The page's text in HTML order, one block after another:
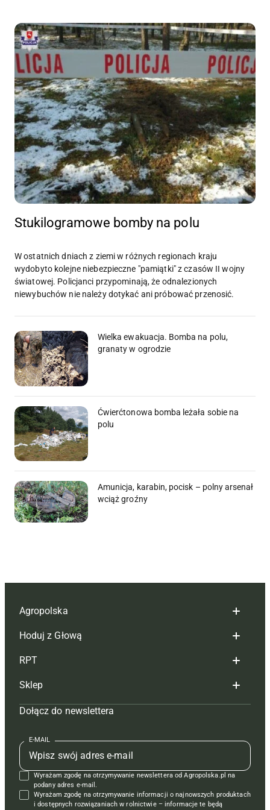
Stukilogramowe bomby na polu
W ostatnich dniach z ziemi w różnych regionach kraju
wydobyto kolejne niebezpieczne "pamiątki" z czasów II wojny
światowej. Policjanci przypominają, że odnalezionych
niewybuchów nie należy dotykać ani próbować przenosić.
Wielka ewakuacja. Bomba na polu,
granaty w ogrodzie
Ćwierćtonowa bomba leżała sobie na
polu
Amunicja, karabin, pocisk – polny arsenał
wciąż groźny
Agropolska
Redakcja
Reklama
Tagi
Mapa serwisu
Kontakt
Regulamin
Polityka prywatności
Hoduj z Głową
Hoduj z głową bydło
Hoduj z głową świnie
Prenumerata
Redakcja
Kontakt
Reklama
RPT
Redakcja
Prenumerata
Reklama
Kontakt
Krzyżówki
Sklep
Czasopisma i prenumerata
Książki
Regulamin
Dołącz do newslettera
E-MAIL
Wyrażam zgodę na otrzymywanie newslettera od Agropolska.pl na
podany adres e-mail.
Wyrażam zgodę na otrzymywanie informacji o najnowszych produktach
i dostępnych rozwiązaniach w rolnictwie – informacje te będą